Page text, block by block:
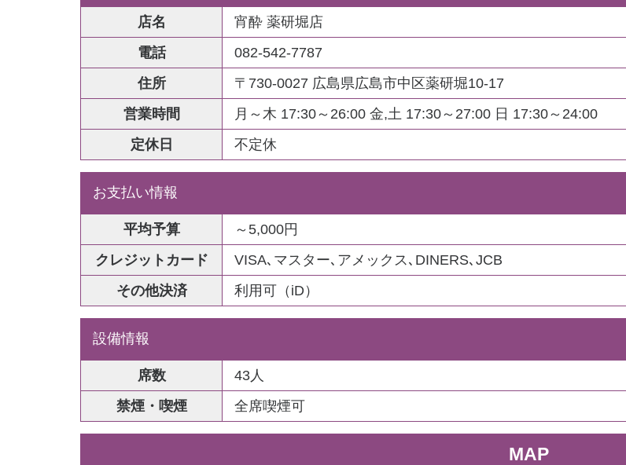
店名
宵酔 薬研堀店
電話
082-542-7787
住所
〒730-0027 広島県広島市中区薬研堀10-17
営業時間
月～木 17:30～26:00 金,土 17:30～27:00 日 17:30～24:00
定休日
不定休
お支払い情報
平均予算
～5,000円
クレジットカード
VISA､マスター､アメックス､DINERS､JCB
その他決済
利用可（iD）
設備情報
席数
43人
禁煙・喫煙
全席喫煙可
MAP